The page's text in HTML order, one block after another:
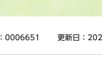
0006651 更新日：